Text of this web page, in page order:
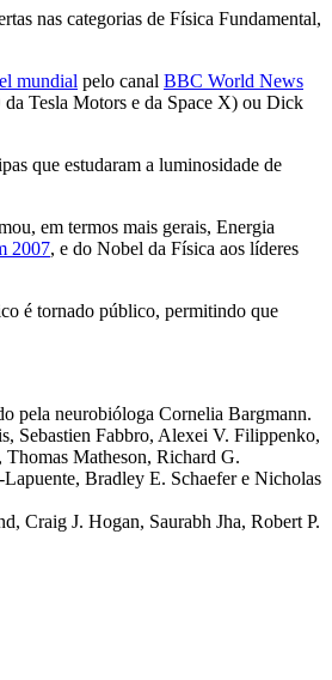
nas categorias de Física Fundamental,
mundial pelo canal BBC World News
Tesla Motors e da Space X) ou Dick
que estudaram a luminosidade de
em termos mais gerais, Energia
2007, e do Nobel da Física aos líderes
é tornado público, permitindo que
pela neurobióloga Cornelia Bargmann.
Sebastien Fabbro, Alexei V. Filippenko,
Matheson, Richard G.
Bradley E. Schaefer e Nicholas
Craig J. Hogan, Saurabh Jha, Robert P.